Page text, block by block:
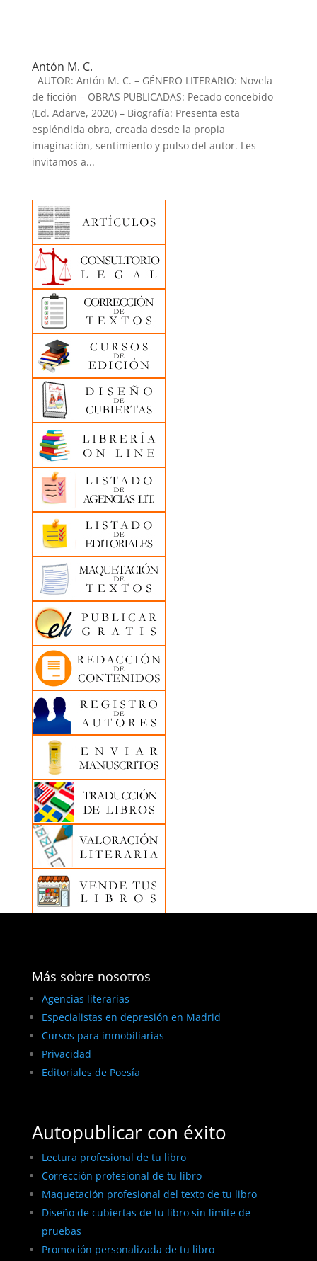
Antón M. C.
AUTOR: Antón M. C. – GÉNERO LITERARIO: Novela
de ficción – OBRAS PUBLICADAS: Pecado concebido
(Ed. Adarve, 2020) – Biografía: Presenta esta
espléndida obra, creada desde la propia
imaginación, sentimiento y pulso del autor. Les
invitamos a...
Más sobre nosotros
Agencias literarias
Especialistas en depresión en Madrid
Cursos para inmobiliarias
Privacidad
Editoriales de Poesía
Autopublicar con éxito
Lectura profesional de tu libro
Corrección profesional de tu libro
Maquetación profesional del texto de tu libro
Diseño de cubiertas de tu libro sin límite de
pruebas
Promoción personalizada de tu libro